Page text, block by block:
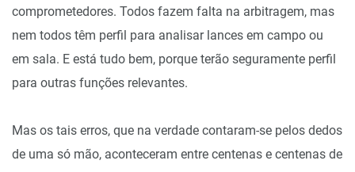
comprometedores. Todos fazem falta na arbitragem, mas
nem todos têm perfil para analisar lances em campo ou
em sala. E está tudo bem, porque terão seguramente perfil
para outras funções relevantes.
Mas os tais erros, que na verdade contaram-se pelos dedos
de uma só mão, aconteceram entre centenas e centenas de